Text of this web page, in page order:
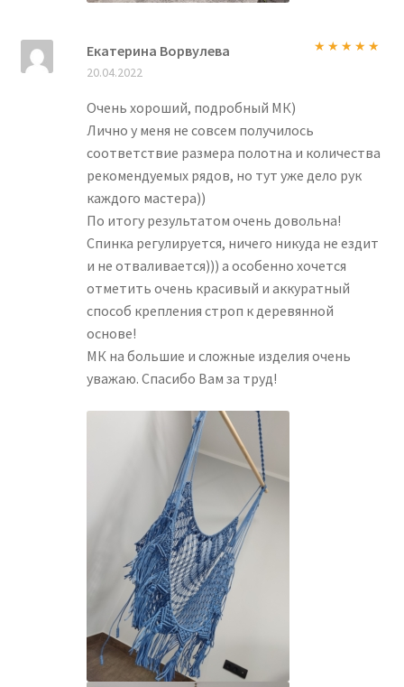
Екатерина Ворвулева
20.04.2022
Очень хороший, подробный МК)
Лично у меня не совсем получилось
соответствие размера полотна и количества
рекомендуемых рядов, но тут уже дело рук
каждого мастера))
По итогу результатом очень довольна!
Спинка регулируется, ничего никуда не ездит
и не отваливается))) а особенно хочется
отметить очень красивый и аккуратный
способ крепления строп к деревянной
основе!
МК на большие и сложные изделия очень
уважаю. Спасибо Вам за труд!